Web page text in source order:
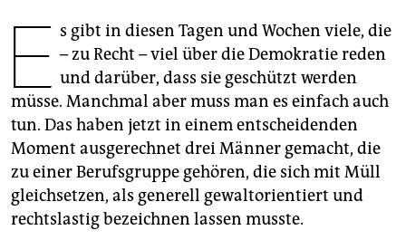
genossenschaft
epaper login
E s gibt in diesen Tagen und Wochen viele, die
– zu Recht – viel über die Demokratie reden
und darüber, dass sie geschützt werden
müsse. Manchmal aber muss man es einfach auch
tun. Das haben jetzt in einem entscheidenden
Moment ausgerechnet drei Männer gemacht, die
zu einer Berufsgruppe gehören, die sich mit Müll
gleichsetzen, als generell gewaltorientiert und
rechtslastig bezeichnen lassen musste.